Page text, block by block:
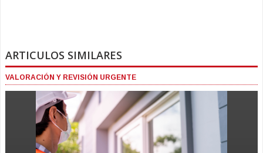
ARTICULOS SIMILARES
VALORACIÓN Y REVISIÓN URGENTE